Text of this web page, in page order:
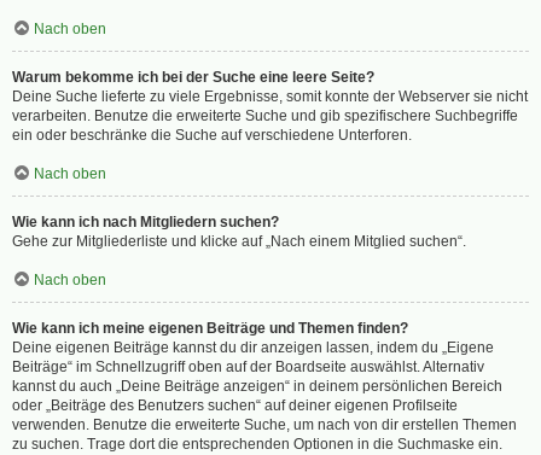
Nach oben
Warum bekomme ich bei der Suche eine leere Seite?
Deine Suche lieferte zu viele Ergebnisse, somit konnte der Webserver sie nicht
verarbeiten. Benutze die erweiterte Suche und gib spezifischere Suchbegriffe
ein oder beschränke die Suche auf verschiedene Unterforen.
Nach oben
Wie kann ich nach Mitgliedern suchen?
Gehe zur Mitgliederliste und klicke auf „Nach einem Mitglied suchen“.
Nach oben
Wie kann ich meine eigenen Beiträge und Themen finden?
Deine eigenen Beiträge kannst du dir anzeigen lassen, indem du „Eigene
Beiträge“ im Schnellzugriff oben auf der Boardseite auswählst. Alternativ
kannst du auch „Deine Beiträge anzeigen“ in deinem persönlichen Bereich
oder „Beiträge des Benutzers suchen“ auf deiner eigenen Profilseite
verwenden. Benutze die erweiterte Suche, um nach von dir erstellen Themen
zu suchen. Trage dort die entsprechenden Optionen in die Suchmaske ein.